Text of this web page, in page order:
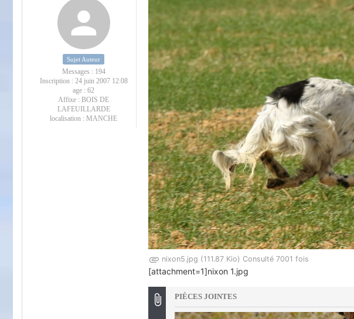
Sujet Auteur
Messages : 194
Inscription : 24 juin 2007 12:08
age : 62
Affixe : BOIS DE
LAFEUILLARDE
localisation : MANCHE
nixon5.jpg (111.87 Kio) Consulté 7001 fois
[attachment=1]nixon 1.jpg
PIÈCES JOINTES